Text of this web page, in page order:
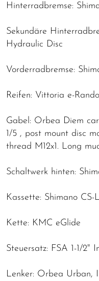
Hinterradbremse:
Sekundäre
Hydraulic Disc
Vorderradbremse:
Reifen: Vittoria e-
Gabel: Orbea Diem
1/5 , post mount disc
thread M12x1. Long
Schaltwerk hinten:
Kassette: Shimano CS-
Kette: KMC eGlide
Steuersatz: FSA 1-1/2"
Lenker: Orbea Urban,